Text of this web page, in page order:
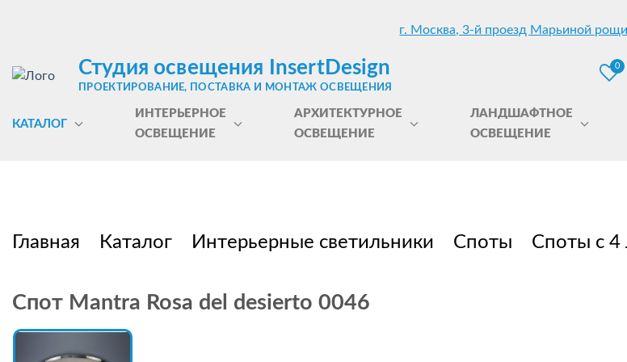
г. Москва, 3-й проезд Марьиной
Студия освещения InsertDesign
ПРОЕКТИРОВАНИЕ, ПОСТАВКА И МОНТАЖ ОСВЕЩЕНИЯ
0
КАТАЛОГ
ИНТЕРЬЕРНОЕ
ОСВЕЩЕНИЕ
АРХИТЕКТУРНОЕ
ОСВЕЩЕНИЕ
ЛАНДШАФТНОЕ
ОСВЕЩЕНИЕ
Главная Каталог Интерьерные светильники Споты Споты с 4
Спот Mantra Rosa del desierto 0046